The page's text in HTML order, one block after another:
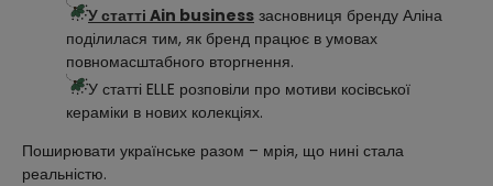
У статті Ain business засновниця бренду Аліна
поділилася тим, як бренд працює в умовах
повномасштабного вторгнення.
У статті ELLE розповіли про мотиви косівської
кераміки в нових колекціях.
Поширювати українське разом – мрія, що нині стала
реальністю.